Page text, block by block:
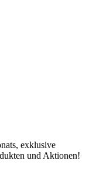
exklusive
und Aktionen!